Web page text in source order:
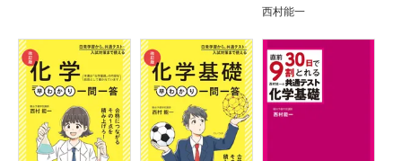
西村能一